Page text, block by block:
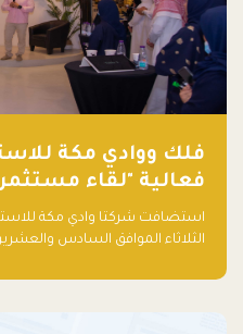
فلك ووادي مكة
فعالية "لقاء
في المنطقة"
استضافت شركتا وادي مكة
الثلاثاء الموافق السادس
مشاركاً من أبرز صناديق رأس